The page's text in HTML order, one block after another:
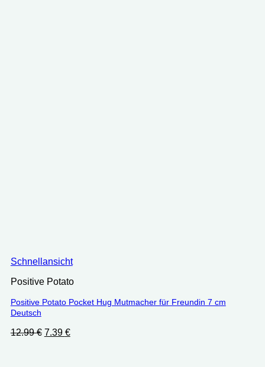
Schnellansicht
Positive Potato
Positive Potato Pocket Hug Mutmacher für Freundin 7 cm
Deutsch
12.99€ Ursprünglicher
7.39 €Aktueller